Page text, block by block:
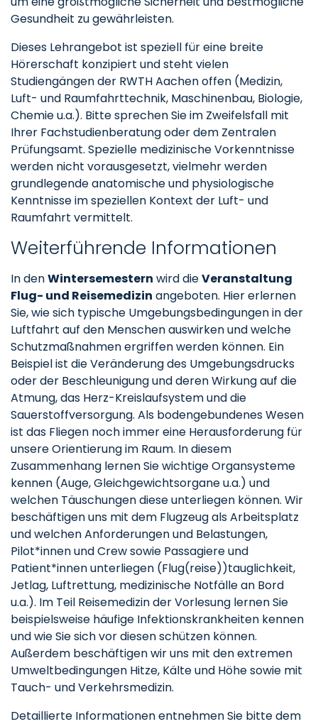
Gesundheit zu gewährleisten.
Dieses Lehrangebot ist speziell für eine breite
Hörerschaft konzipiert und steht vielen
Studiengängen der RWTH Aachen offen (Medizin,
Luft- und Raumfahrttechnik, Maschinenbau, Biologie,
Chemie u.a.). Bitte sprechen Sie im Zweifelsfall mit
Ihrer Fachstudienberatung oder dem Zentralen
Prüfungsamt. Spezielle medizinische Vorkenntnisse
werden nicht vorausgesetzt, vielmehr werden
grundlegende anatomische und physiologische
Kenntnisse im speziellen Kontext der Luft- und
Raumfahrt vermittelt.
Weiterführende Informationen
In denWintersemestern wird dieVeranstaltung
Flug- und Reisemedizin angeboten. Hier erlernen
Sie, wie sich typische Umgebungsbedingungen in der
Luftfahrt auf den Menschen auswirken und welche
Schutzmaßnahmen ergriffen werden können. Ein
Beispiel ist die Veränderung des Umgebungsdrucks
oder der Beschleunigung und deren Wirkung auf die
Atmung, das Herz-Kreislaufsystem und die
Sauerstoffversorgung. Als bodengebundenes Wesen
ist das Fliegen noch immer eine Herausforderung für
unsere Orientierung im Raum. In diesem
Zusammenhang lernen Sie wichtige Organsysteme
kennen (Auge, Gleichgewichtsorgane u.a.) und
welchen Täuschungen diese unterliegen können. Wir
beschäftigen uns mit dem Flugzeug als Arbeitsplatz
und welchen Anforderungen und Belastungen,
Pilot*innen und Crew sowie Passagiere und
Patient*innen unterliegen (Flug(reise))tauglichkeit,
Jetlag, Luftrettung, medizinische Notfälle an Bord
u.a.). Im Teil Reisemedizin der Vorlesung lernen Sie
beispielsweise häufige Infektionskrankheiten kennen
und wie Sie sich vor diesen schützen können.
Außerdem beschäftigen wir uns mit den extremen
Umweltbedingungen Hitze, Kälte und Höhe sowie mit
Tauch- und Verkehrsmedizin.
Detaillierte Informationen entnehmen Sie bitte dem